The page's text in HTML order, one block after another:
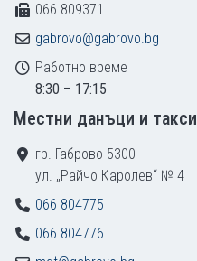
066 809371
gabrovo@gabrovo.bg
Работно време
8:30 – 17:15
Местни данъци и такси
гр. Габрово 5300
ул. „Райчо Каролев“ № 4
066 804775
066 804776